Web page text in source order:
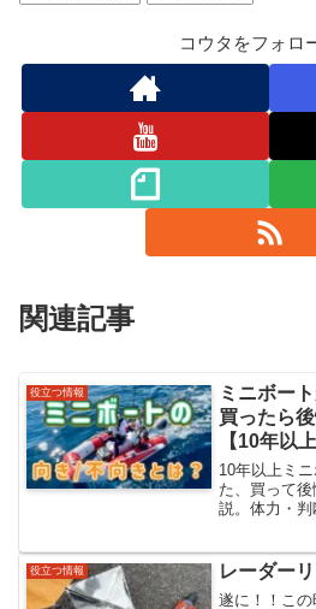
コウタをフォロ
関連記事
役立つ情報
ミニボー
買ったら
【10年以
10年以上ミ
た、買って
説。体力・判
れから始め
役立つ情報 レーダー
遂に！！こ